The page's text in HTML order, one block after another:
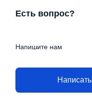
Есть вопрос?
Напишите нам
Написать